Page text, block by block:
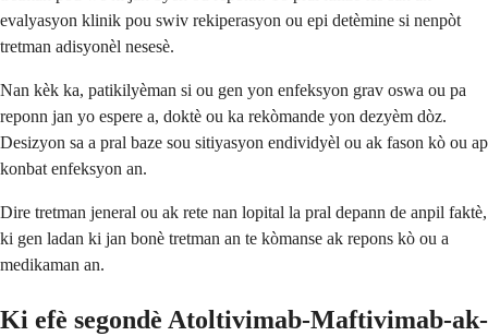
evalyasyon klinik pou swiv rekiperasyon ou epi detèmine si nenpòt
tretman adisyonèl nesesè.
Nan kèk ka, patikilyèman si ou gen yon enfeksyon grav oswa ou pa
reponn jan yo espere a, doktè ou ka rekòmande yon dezyèm dòz.
Desizyon sa a pral baze sou sitiyasyon endividyèl ou ak fason kò ou ap
konbat enfeksyon an.
Dire tretman jeneral ou ak rete nan lopital la pral depann de anpil faktè,
ki gen ladan ki jan bonè tretman an te kòmanse ak repons kò ou a
medikaman an.
Ki efè segondè Atoltivimab-Maftivimab-ak-